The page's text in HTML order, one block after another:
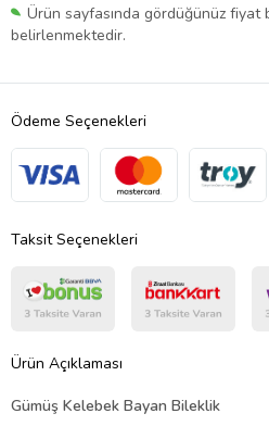
Ürün sayfasında gördüğünüz fiyat
belirlenmektedir.
Ödeme Seçenekleri
Taksit Seçenekleri
Ürün Açıklaması
Gümüş Kelebek Bayan Bileklik